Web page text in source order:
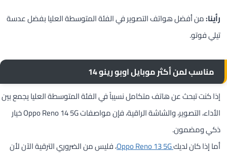
رأينا:من أفضل هواتف التصوير في الفئة المتوسطة العليا بفضل عدسة
تيلي فوتو.
مناسب لمن أكثر موبايل اوبو رينو 14
إذا كنت تبحث عن هاتف متكامل نسيباً في الفئة المتوسطة العليا يجمع بين
الأداء، التصوير، والشاشة الراقية، فإن مواصفات Oppo Reno 14 5G خيار
ذكي ومضمون.
أما إذا كان لديكOppo Reno 13 5G
، فليس من الضروري الترقية الآن لأن